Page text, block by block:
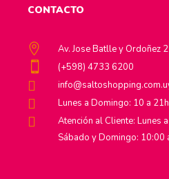
CONTACTO
Av. Jose Batlle y Ordoñez
(+598) 4733 6200
Lunes a Domingo: 10 a
Atención al Cliente: Lunes
Sábado y Domingo: 10:00